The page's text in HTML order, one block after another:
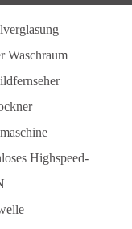
Waschraum
Highspeed-